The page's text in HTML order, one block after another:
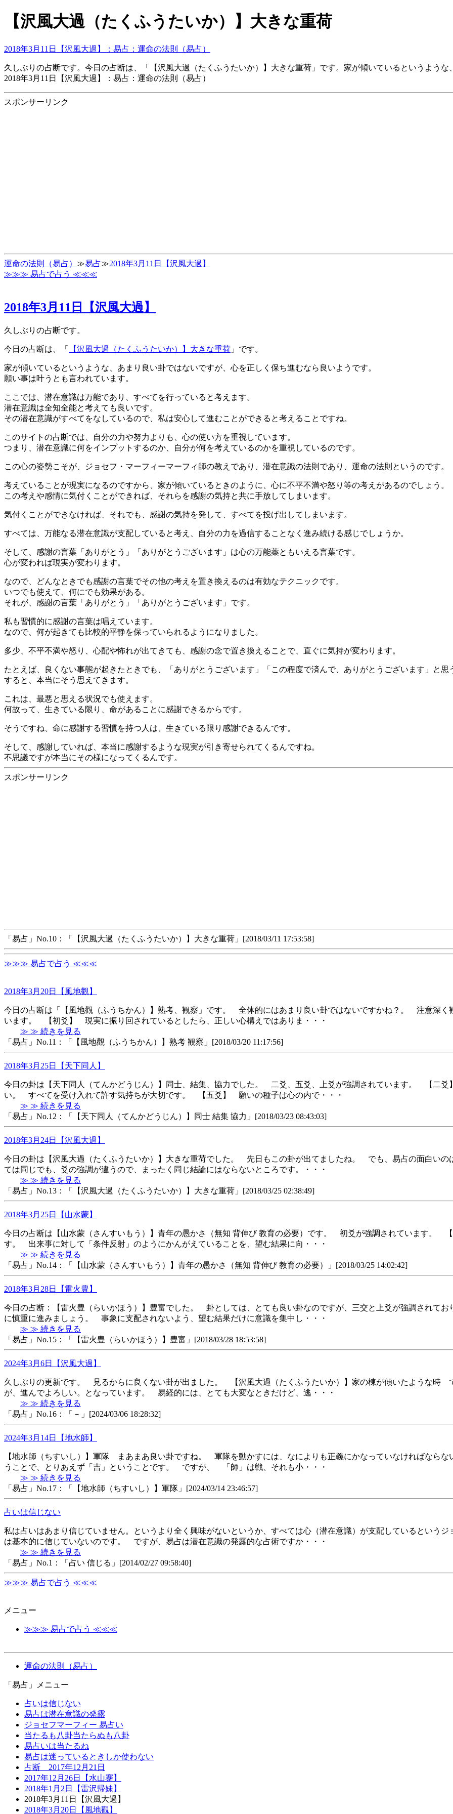
【沢風大過（たくふうたいか）】大きな重荷
2018年3月11日【沢風大過】：易占：運命の法則（易占）
久しぶりの占断です。今日の占断は、「【沢風大過（たくふうたいか）】大きな重荷」です。家が傾いているというような
2018年3月11日【沢風大過】：易占：運命の法則（易占）
スポンサーリンク
運命の法則（易占） ≫易占≫2018年3月11日【沢風大過】
≫≫≫ 易占で占う ≪≪≪
2018年3月11日【沢風大過】
久しぶりの占断です。
今日の占断は、「 【沢風大過（たくふうたいか）】大きな重荷 」です。
家が傾いているというような、あまり良い卦ではないですが、心を正しく保ち進むなら良いようです。
願い事は叶うとも言われています。
ここでは、潜在意識は万能であり、すべてを行っていると考えます。
潜在意識は全知全能と考えても良いです。
その潜在意識がすべてをなしているので、私は安心して進むことができると考えることですね。
このサイトの占断では、自分の力や努力よりも、心の使い方を重視しています。
つまり、潜在意識に何をインプットするのか、自分が何を考えているのかを重視しているのです。
この心の姿勢こそが、ジョセフ・マーフィーマーフィ師の教えであり、潜在意識の法則であり、運命の法則というのです。
考えていることが現実になるのですから、家が傾いているときのように、心に不平不満や怒り等の考えがあるのでしょう。
この考えや感情に気付くことができれば、それらを感謝の気持と共に手放してしまいます。
気付くことができなければ、それでも、感謝の気持を発して、すべてを投げ出してしまいます。
すべては、万能なる潜在意識が支配していると考え、自分の力を過信することなく進み続ける感じでしょうか。
そして、感謝の言葉「ありがとう」「ありがとうございます」は心の万能薬ともいえる言葉です。
心が変われば現実が変わります。
なので、どんなときでも感謝の言葉でその他の考えを置き換えるのは有効なテクニックです。
いつでも使えて、何にでも効果がある。
それが、感謝の言葉「ありがとう」「ありがとうございます」です。
私も習慣的に感謝の言葉は唱えています。
なので、何が起きても比較的平静を保っていられるようになりました。
多少、不平不満や怒り、心配や怖れが出てきても、感謝の念で置き換えることで、直ぐに気持が変わります。
たとえば、良くない事態が起きたときでも、「ありがとうございます」「この程度で済んで、ありがとうございます」と思
すると、本当にそう思えてきます。
これは、最悪と思える状況でも使えます。
何故って、生きている限り、命があることに感謝できるからです。
そうですね、命に感謝する習慣を持つ人は、生きている限り感謝できるんです。
そして、感謝していれば、本当に感謝するような現実が引き寄せられてくるんですね。
不思議ですが本当にその様になってくるんです。
スポンサーリンク
「易占」No.10：「【沢風大過（たくふうたいか）】大きな重荷」[2018/03/11 17:53:58]
≫≫≫ 易占で占う ≪≪≪
2018年3月20日【風地觀】
今日の占断は「【風地觀（ふうちかん）】熟考、観察」です。 全体的にはあまり良い卦ではないですかね？。 注意深
います。 【初爻】 現実に振り回されているとしたら、正しい心構えではありま・・・
≫ ≫ 続きを見る
「易占」No.11：「【風地觀（ふうちかん）】熟考 観察」[2018/03/20 11:17:56]
2018年3月25日【天下同人】
今日の卦は【天下同人（てんかどうじん）】同士、結集、協力でした。 二爻、五爻、上爻が強調されています。 【二
い。 すべてを受け入れて許す気持ちが大切です。 【五爻】 願いの種子は心の内で・・・
≫ ≫ 続きを見る
「易占」No.12：「【天下同人（てんかどうじん）】同士 結集 協力」[2018/03/23 08:43:03]
2018年3月24日【沢風大過】
今日の卦は【沢風大過（たくふうたいか）】大きな重荷でした。 先日もこの卦が出てましたね。 でも、易占の面白い
ては同じでも、爻の強調が違うので、まったく同じ結論にはならないところです。・・・
≫ ≫ 続きを見る
「易占」No.13：「【沢風大過（たくふうたいか）】大きな重荷」[2018/03/25 02:38:49]
2018年3月25日【山水蒙】
今日の占断は【山水蒙（さんすいもう）】青年の愚かさ（無知 背伸び 教育の必要）です。 初爻が強調されています。
す。 出来事に対して「条件反射」のようにかんがえていることを、望む結果に向・・・
≫ ≫ 続きを見る
「易占」No.14：「【山水蒙（さんすいもう）】青年の愚かさ（無知 背伸び 教育の必要）」[2018/03/25 14:02:42]
2018年3月28日【雷火豊】
今日の占断：【雷火豊（らいかほう）】豊富でした。 卦としては、とても良い卦なのですが、三交と上爻が強調されて
に慎重に進みましょう。 事象に支配されないよう、望む結果だけに意識を集中し・・・
≫ ≫ 続きを見る
「易占」No.15：「【雷火豊（らいかほう）】豊富」[2018/03/28 18:53:58]
2024年3月6日【沢風大過】
久しぶりの更新です。 見るからに良くない卦が出ました。 【沢風大過（たくふうたいか）】家の棟が傾いたような時
が、進んでよろしい。となっています。 易経的には、とても大変なときだけど、逃・・・
≫ ≫ 続きを見る
「易占」No.16：「－」[2024/03/06 18:28:32]
2024年3月14日【地水師】
【地水師（ちすいし）】軍隊 まあまあ良い卦ですね。 軍隊を動かすには、なによりも正義にかなっていなければなら
うことで、とりあえず「吉」ということです。 ですが、 「師」は戦、それも小・・・
≫ ≫ 続きを見る
「易占」No.17：「【地水師（ちすいし）】軍隊」[2024/03/14 23:46:57]
占いは信じない
私は占いはあまり信じていません。というより全く興味がないというか、すべては心（潜在意識）が支配しているという
は基本的に信じていないのです。 ですが、易占は潜在意識の発露的な占術ですか・・・
≫ ≫ 続きを見る
「易占」No.1：「占い 信じる」[2014/02/27 09:58:40]
≫≫≫ 易占で占う ≪≪≪
メニュー
≫≫≫ 易占で占う ≪≪≪
運命の法則（易占）
「易占」メニュー
占いは信じない
易占は潜在意識の発露
ジョセフマーフィー 易占い
当たるも八卦当たらぬも八卦
易占いは当たるね
易占は迷っているときしか使わない
占断 2017年12月21日
2017年12月26日【水山蹇】
2018年1月2日【雷沢帰妹】
2018年3月11日【沢風大過】
2018年3月20日【風地觀】